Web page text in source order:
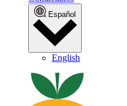
Español
English